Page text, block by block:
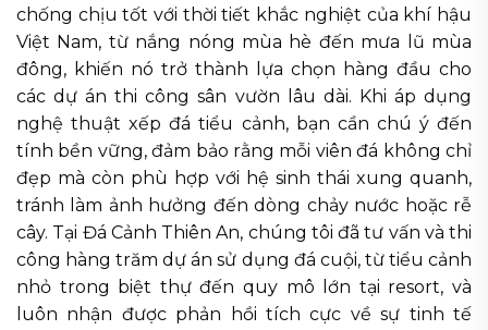
chống chịu tốt với thời tiết khắc nghiệt của khí hậu
Việt Nam, từ nắng nóng mùa hè đến mưa lũ mùa
đông, khiến nó trở thành lựa chọn hàng đầu cho
các dự án thi công sân vườn lâu dài. Khi áp dụng
nghệ thuật xếp đá tiểu cảnh, bạn cần chú ý đến
tính bền vững, đảm bảo rằng mỗi viên đá không chỉ
đẹp mà còn phù hợp với hệ sinh thái xung quanh,
tránh làm ảnh hưởng đến dòng chảy nước hoặc rễ
cây. Tại Đá Cảnh Thiên An, chúng tôi đã tư vấn và thi
công hàng trăm dự án sử dụng đá cuội, từ tiểu cảnh
nhỏ trong biệt thự đến quy mô lớn tại resort, và
luôn nhận được phản hồi tích cực về sự tinh tế